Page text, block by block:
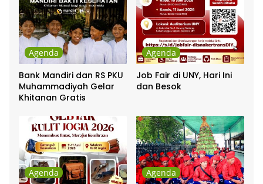
Agenda
Bank Mandiri dan RS PKU
Muhammadiyah Gelar
Khitanan Gratis
Agenda
Job Fair di UNY, Hari Ini
dan Besok
Agenda Agenda